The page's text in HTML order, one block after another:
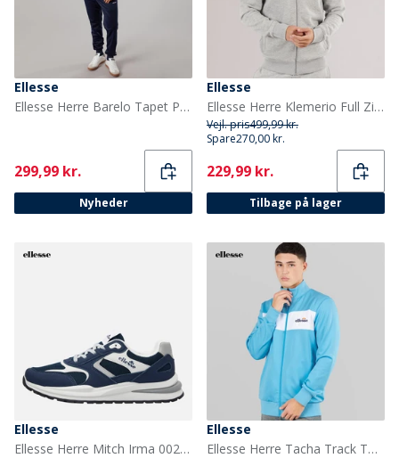
Ellesse
Ellesse Herre Barelo Tapet Polyester Træningsdragt Navy
Current
299,99 kr.
Nyheder
Ellesse
Ellesse Herre Klemerio Full Zip Hættetrøje Light Grey Marl
Vejl. pris499,99 kr.
Spare270,00 kr.
Current
229,99 kr.
Tilbage på lager
Ellesse
Ellesse Herre Mitch Irma 002 Træningssko Navy
Ellesse
Ellesse Herre Tacha Track Top Blå